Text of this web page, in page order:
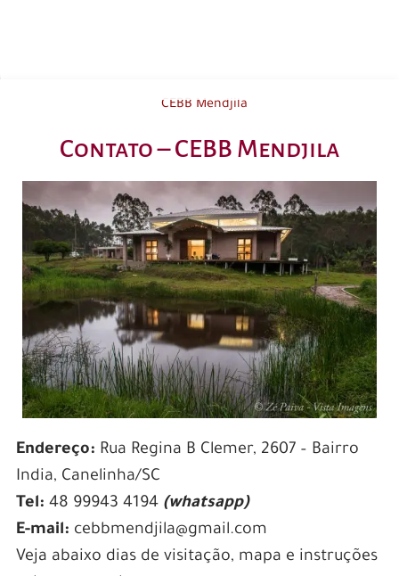
CEBB Mendjila
Contato – CEBB Mendjila
Endereço: Rua Regina B Clemer, 2607 – Bairro
India, Canelinha/SC
Tel: 48 99943 4194 (whatsapp)
E-mail: cebbmendjila@gmail.com
Veja abaixo dias de visitação, mapa e instruções